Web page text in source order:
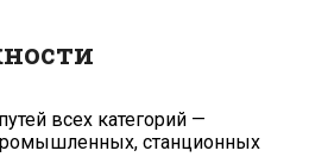
всех категорий —
станционных